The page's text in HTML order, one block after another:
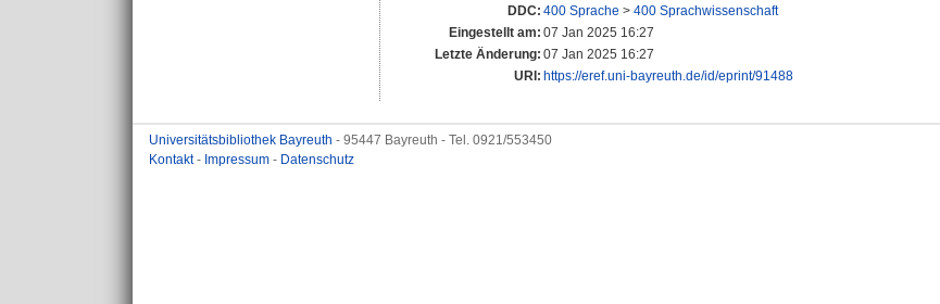
DDC: 400 Sprache > 400 Sprachwissenschaft
Eingestellt am: 07 Jan 2025 16:27
Letzte Änderung: 07 Jan 2025 16:27
URI: https://eref.uni-bayreuth.de/id/eprint/91488
Universitätsbibliothek Bayreuth - 95447 Bayreuth - Tel. 0921/553450
Kontakt- Impressum - Datenschutz